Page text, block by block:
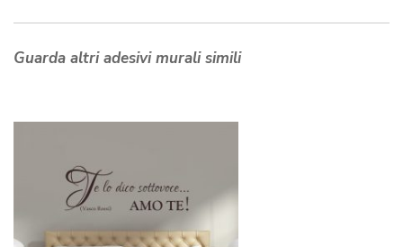
Guarda altri adesivi murali simili